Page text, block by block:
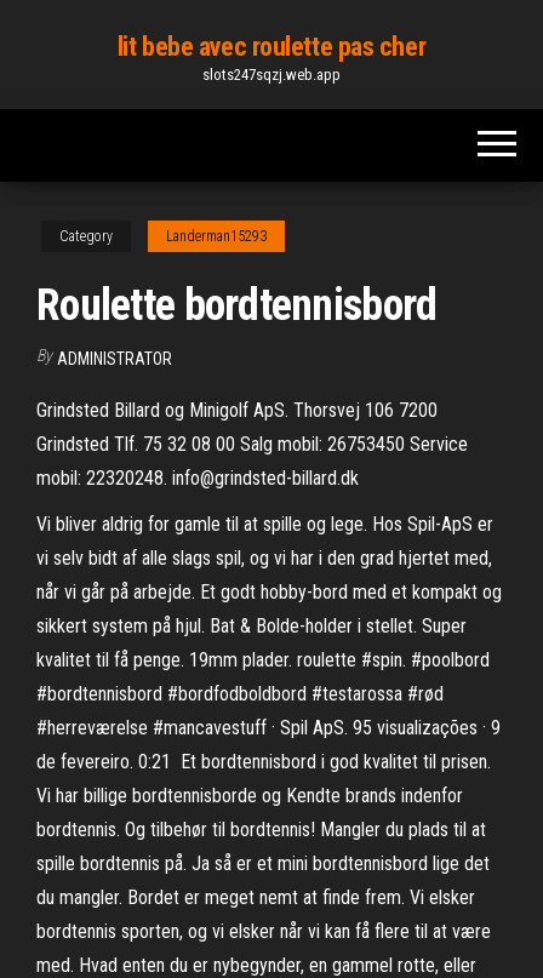
content
lit bebe avec roulette pas cher
slots247sqzj.web.app
Category Landerman15293
Roulette bordtennisbord
By ADMINISTRATOR
Grindsted Billard og Minigolf ApS. Thorsvej 106 7200
Grindsted Tlf. 75 32 08 00 Salg mobil: 26753450 Service
mobil: 22320248. info@grindsted-billard.dk
Vi bliver aldrig for gamle til at spille og lege. Hos Spil-ApS er
vi selv bidt af alle slags spil, og vi har i den grad hjertet med,
når vi går på arbejde. Et godt hobby-bord med et kompakt og
sikkert system på hjul. Bat & Bolde-holder i stellet. Super
kvalitet til få penge. 19mm plader. roulette #spin. #poolbord
#bordtennisbord #bordfodboldbord #testarossa #rød
#herreværelse #mancavestuff · Spil ApS. 95 visualizações · 9
de fevereiro. 0:21 Et bordtennisbord i god kvalitet til prisen.
Vi har billige bordtennisborde og Kendte brands indenfor
bordtennis. Og tilbehør til bordtennis! Mangler du plads til at
spille bordtennis på. Ja så er et mini bordtennisbord lige det
du mangler. Bordet er meget nemt at finde frem. Vi elsker
bordtennis sporten, og vi elsker når vi kan få flere til at være
med. Hvad enten du er nybegynder, en gammel rotte, eller